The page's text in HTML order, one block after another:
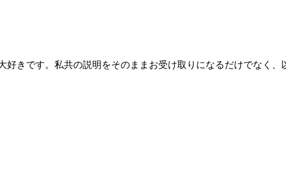
きです。私共の説明をそのままお受け取りになるだけでなく